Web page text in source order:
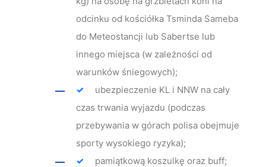
odcinku od kościółka Tsminda Sameba
do Meteostancji lub Sabertse lub
innego miejsca (w zależności od
warunków śniegowych);
ubezpieczenie KL i NNW na cały
czas trwania wyjazdu (podczas
przebywania w górach polisa obejmuje
sporty wysokiego ryzyka);
pamiątkową koszulkę oraz buff;